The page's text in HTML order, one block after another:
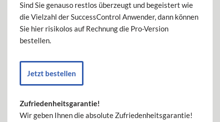
Sind Sie genauso restlos überzeugt und begeistert wie
die Vielzahl der SuccessControl Anwender, dann können
Sie hier risikolos auf Rechnung die Pro-Version
bestellen.
Jetzt bestellen
Zufriedenheitsgarantie!
Wir geben Ihnen die absolute Zufriedenheitsgarantie!